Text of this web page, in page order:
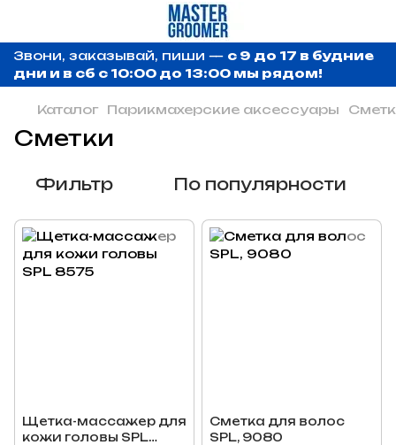
Звони, заказывай, пиши — с 9 до 17 в будние
дни и в сб с 10:00 до 13:00 мы рядом!
Каталог Парикмахерские аксессуары
Сметки
Фильтр По популярности
Щетка-массажер для
кожи головы SPL
Сметка для волос
SPL, 9080